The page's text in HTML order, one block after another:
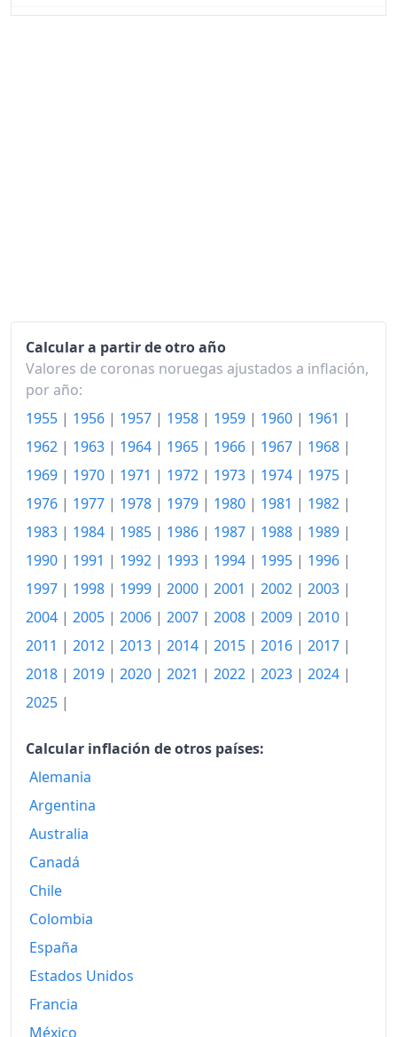
2026-05
152.09
Hoy
Calcular a partir de otro año
Valores de coronas noruegas ajustados a inflación,
por año:
1955 | 1956 | 1957 | 1958 | 1959 | 1960 | 1961 |
1962 | 1963 | 1964 | 1965 | 1966 | 1967 | 1968 |
1969 | 1970 | 1971 | 1972 | 1973 | 1974 | 1975 |
1976 | 1977 | 1978 | 1979 | 1980 | 1981 | 1982 |
1983 | 1984 | 1985 | 1986 | 1987 | 1988 | 1989 |
1990 | 1991 | 1992 | 1993 | 1994 | 1995 | 1996 |
1997 | 1998 | 1999 | 2000 | 2001 | 2002 | 2003 |
2004 | 2005 | 2006 | 2007 | 2008 | 2009 | 2010 |
2011 | 2012 | 2013 | 2014 | 2015 | 2016 | 2017 |
2018 | 2019 | 2020 | 2021 | 2022 | 2023 | 2024 |
2025 |
Calcular inflación de otros países:
Alemania
Argentina
Australia
Canadá
Chile
Colombia
España
Estados Unidos
Francia
México